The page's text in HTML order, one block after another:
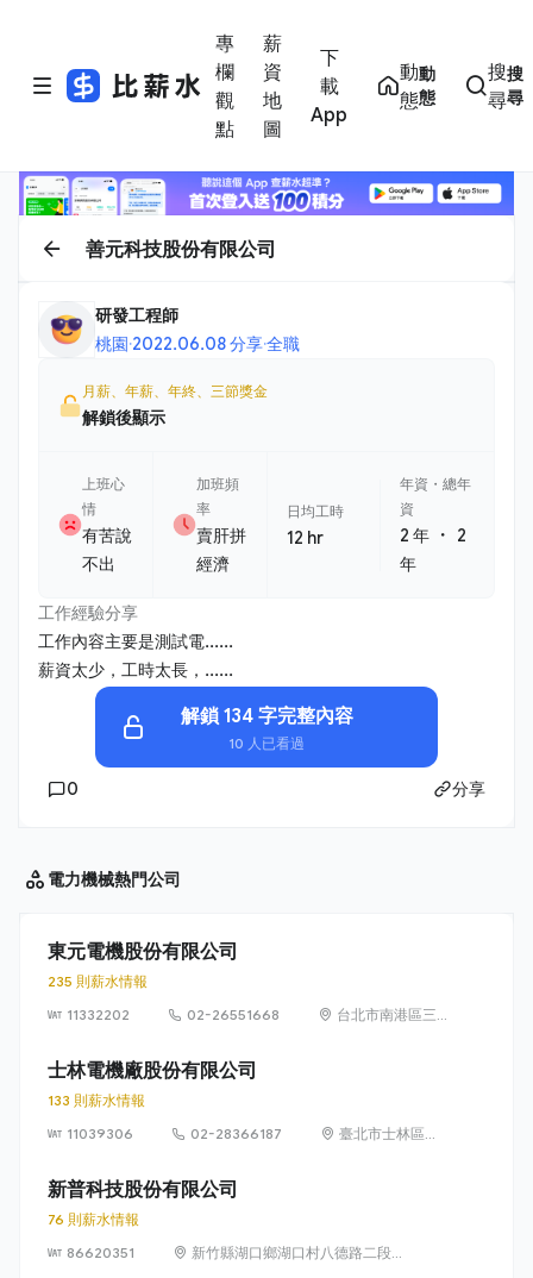
專
欄
觀
點
薪
資
地
圖
下
載
App
動
態
動
態
搜
尋
搜
尋
善元科技股份有限公司
研發工程師
桃園·2022.06.08 分享·全職
月薪、年薪、年終、三節獎金
解鎖後顯示
上班心
情
有苦說
不出
加班頻
率
賣肝拼
經濟
日均工時
12 hr
年資・總年
資
2 年 ・
2
年
工作經驗分享
工作內容主要是測試電......
薪資太少，工時太長，......
解鎖 134 字完整內容
10 人已看過
0 分享
電力機械熱門公司
東元電機股份有限公司
235 則薪水情報
11332202
02-26551668
台北市南港區三
士林電機廠股份有限公司
133 則薪水情報
11039306
02-28366187
臺北市士林區忠
新普科技股份有限公司
76 則薪水情報
86620351
新竹縣湖口鄉湖口村八德路二段